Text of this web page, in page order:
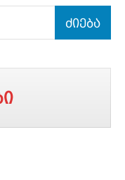
ძიება